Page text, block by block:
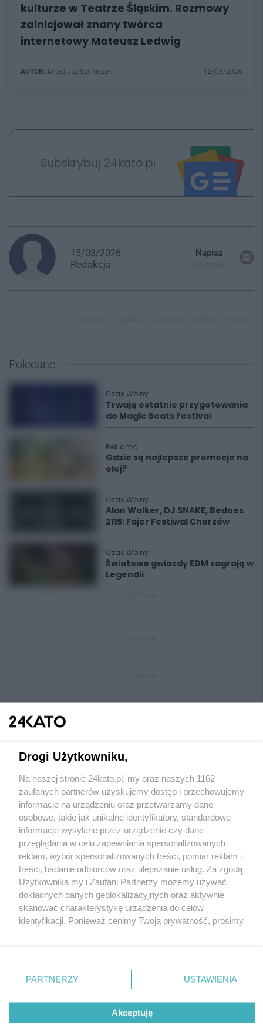
kulturze w Teatrze Śląskim. Rozmowy
zainicjował znany twórca
internetowy Mateusz Ledwig
AUTOR: Arkadiusz Szymczak 12/03/2026
Subskrybuj 24kato.pl
15/03/2026
Redakcja
Napisz
Polecane
Czas Wolny
Trwają ostatnie przygotowania
do Magic Beats Festival
Reklama
Gdzie są najlepsze promocje na
olej?
Czas Wolny
Alan Walker, DJ SNAKE, Bedoes
2115: Fajer Festiwal Chorzów
Czas Wolny
Światowe gwiazdy EDM zagrają w
Legendii
Wydawca mediów lokalnych
Nie zapomnij
zapoznać się z:
polityką prywatności regulamin korzystania z portali
Twojemiasto
Piekary Śląskie
Chorzów
Tarnowskie Góry
Gliwice
Skontakuj sięz nami
Kontakt
Wydawca
Redakcja
Drogi Użytkowniku,
Na naszej stronie 24kato.pl, my oraz naszych 1162
zaufanych partnerów uzyskujemy dostęp i przechowujemy
informacje na urządzeniu oraz przetwarzamy dane
osobowe, takie jak unikalne identyfikatory, standardowe
informacje wysyłane przez urządzenie czy dane
przeglądania w celu zapewniania spersonalizowanych
reklam, wybór spersonalizowanych treści, pomiar reklam i
treści, badanie odbiorców oraz ulepszanie usług. Za zgodą
Użytkownika my i Zaufani Partnerzy możemy używać
dokładnych danych geolokalizacyjnych oraz aktywnie
skanować charakterystykę urządzenia do celów
identyfikacji. Ponieważ cenimy Twoją prywatność, prosimy
prywatności znajdujący się w lewym dolnym rogu strony
. Niektóre rodzaje przetwarzania danych nie wymagają
zgody użytkownika, ale masz prawo sprzeciwić się
takiemu przetwarzaniu. Preferencje będą miały
zastosowania tylko na tej witrynie.
PARTNERZY USTAWIENIA
Akceptuję